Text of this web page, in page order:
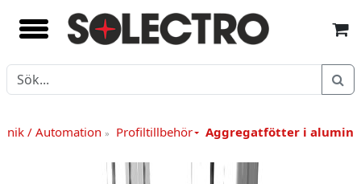
/ Automation » Profiltillbehör Aggregatfötter i